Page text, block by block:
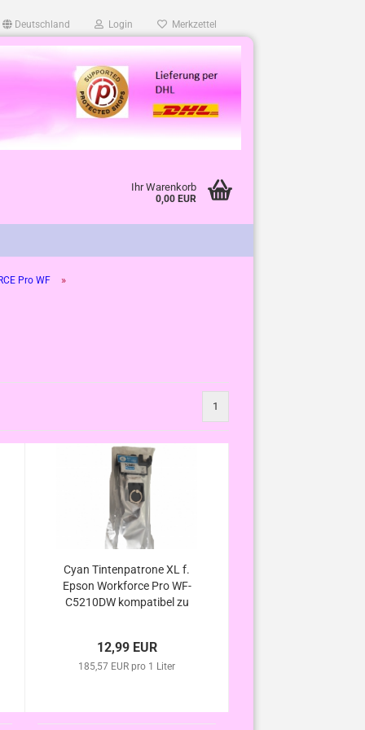
Deutschland Login Merkzettel
Ihr Warenkorb
0,00 EUR
Pro WF »
1
Cyan Tintenpatrone XL f.
Epson Workforce Pro WF-
C5210DW kompatibel zu
12,99 EUR
185,57 EUR pro 1 Liter